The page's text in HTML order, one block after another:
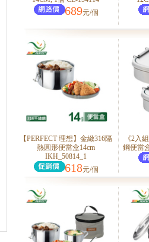
689元/個
【PERFECT 理想】金緻316隔
熱圓形便當盒14cm
IKH_50814_1
618元/個
《2入
鋼便當